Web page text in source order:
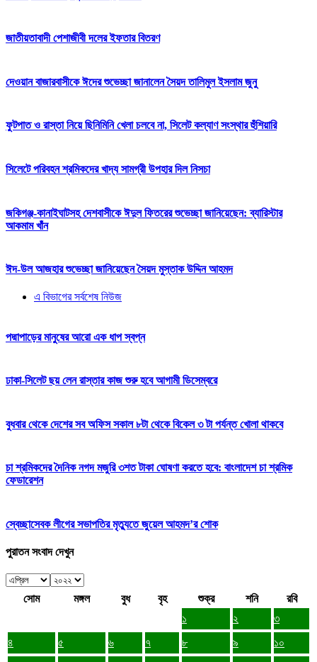
জাতীয়তাবাদী পেশাজীবী দলের ইফতার বিতরণ
দেওয়ান বাজারবাসীকে ঈদের শুভেচ্ছা জানালেন সৈয়দ তালিমুল ইসলাম জুনু
ফুটপাত ও রাস্তা নিয়ে ছিনিমিনি খেলা চলবে না, সিলেট কল্যাণ সংস্থার হুঁশিয়ারি
সিলেটে পরিবহন শ্রমিকদের খাদ্য সামগ্রী উপহার দিল নিসচা
জকিগঞ্জ-কানাইঘাটসহ দেশবাসীকে ঈদুল ফিতরের শুভেচ্ছা জানিয়েছেন: ব্যারিস্টার
আকমাম খাঁন
ঈদ-উল আজহার শুভেচ্ছা জানিয়েছেন সৈয়দ মুস্তাক উদ্দিন আহমদ
এ বিভাগের সর্বশেষ নিউজ
পদ্মাপাড়ের মানুষের আরো এক ধাপ স্বপ্ন
ঢাকা-সিলেট ছয় লেন রাস্তার কাজ শুরু হবে আগামী ডিসেম্বরে
বুধবার থেকে দেশের সব অফিস সকাল ৮টা থেকে বিকেল ৩ টা পর্যন্ত খোলা থাকবে
চা শ্রমিকদের দৈনিক নগদ মজুরি ৩শত টাকা ঘোষণা করতে হবে: বাংলাদেশ চা শ্রমিক
ফেডারেশন
স্বেচ্ছাসেবক লীগের সভাপতির মৃত্যুতে জুয়েল আহমদ’র শোক
পুরাতন সংবাদ দেখুন
সোম মঙ্গল বুধ বৃহ শুক্র শনি
রবি
১
২
৩
৪
৫ ৬ ৭ ৮ ৯
১০